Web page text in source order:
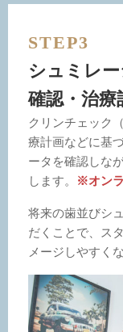
STEP3
シュミレ
確認・治療
クリンチェック
療計画などに基
ータを確認しな
します。
※オン
将来の歯並びシ
だくことで、ス
メージしやすく